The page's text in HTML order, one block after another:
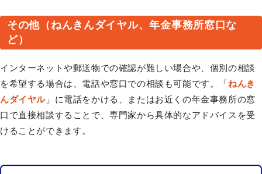
その他（ねんきんダイヤル、年金事務所窓口な
ど）
インターネットや郵送物での確認が難しい場合や、個別の相談
を希望する場合は、電話や窓口での相談も可能です。「ねんき
んダイヤル 」に電話をかける、またはお近くの年金事務所の窓
口で直接相談することで、専門家から具体的なアドバイスを受
けることができます。